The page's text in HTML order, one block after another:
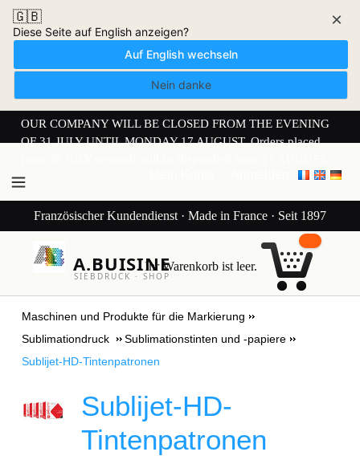
🇬🇧
Diese Seite auf English anzeigen?
Auf English wechseln
Nein danke
×
OUR COMPANY WILL BE CLOSED FROM THE EVENING
OF 31 JULY UNTIL MONDAY 17 AUGUST. Orders placed
Französischer Kundendienst · Made in France · Seit 1897
A.BUISINE
SIEBDRUCK · SHOP
Ihr Warenkorb ist leer.
Maschinen und Produkte für die Markierung
Sublimationdruck
Sublimationstinten und -papiere
Sublijet-HD-Tintenpatronen
Sublijet-HD-
Tintenpatronen